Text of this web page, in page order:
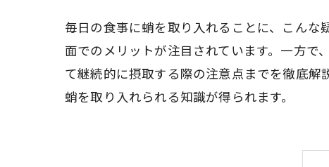
毎日の食事に蛸を取り入れることに、こん
面でのメリットが注目されています。一方で
て継続的に摂取する際の注意点までを徹底
蛸を取り入れられる知識が得られます。